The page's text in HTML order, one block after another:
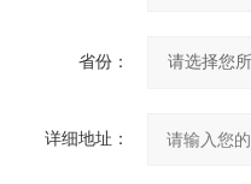
省份：
详细地址：